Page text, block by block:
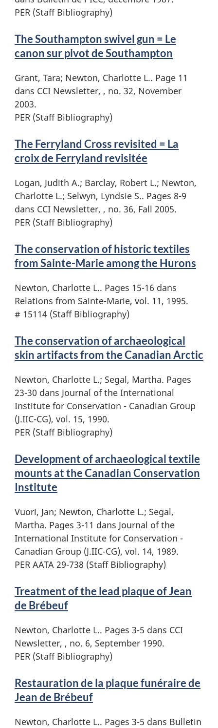
PER (Staff Bibliography)
The Southampton swivel gun = Le
canon sur pivot de Southampton
Grant, Tara; Newton, Charlotte L.. Page 11
dans CCI Newsletter, , no. 32, November
2003.
PER (Staff Bibliography)
The Ferryland Cross revisited = La
croix de Ferryland revisitée
Logan, Judith A.; Barclay, Robert L.; Newton,
Charlotte L.; Selwyn, Lyndsie S.. Pages 8-9
dans CCI Newsletter, , no. 36, Fall 2005.
PER (Staff Bibliography)
The conservation of historic textiles
from Sainte-Marie among the Hurons
Newton, Charlotte L.. Pages 15-16 dans
Relations from Sainte-Marie, vol. 11, 1995.
# 15114 (Staff Bibliography)
The conservation of archaeological
skin artifacts from the Canadian Arctic
Newton, Charlotte L.; Segal, Martha. Pages
23-30 dans Journal of the International
Institute for Conservation - Canadian Group
(J.IIC-CG), vol. 15, 1990.
PER (Staff Bibliography)
Development of archaeological textile
mounts at the Canadian Conservation
Institute
Vuori, Jan; Newton, Charlotte L.; Segal,
Martha. Pages 3-11 dans Journal of the
International Institute for Conservation -
Canadian Group (J.IIC-CG), vol. 14, 1989.
PER AATA 29-738 (Staff Bibliography)
Treatment of the lead plaque of Jean
de Brébeuf
Newton, Charlotte L.. Pages 3-5 dans CCI
Newsletter, , no. 6, September 1990.
PER (Staff Bibliography)
Restauration de la plaque funéraire de
Jean de Brébeuf
Newton, Charlotte L.. Pages 3-5 dans Bulletin